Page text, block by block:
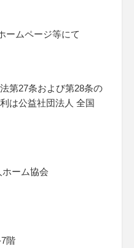
ームページ等にて
第27条および第28条の
は公益社団法人 全国
ーム協会
階